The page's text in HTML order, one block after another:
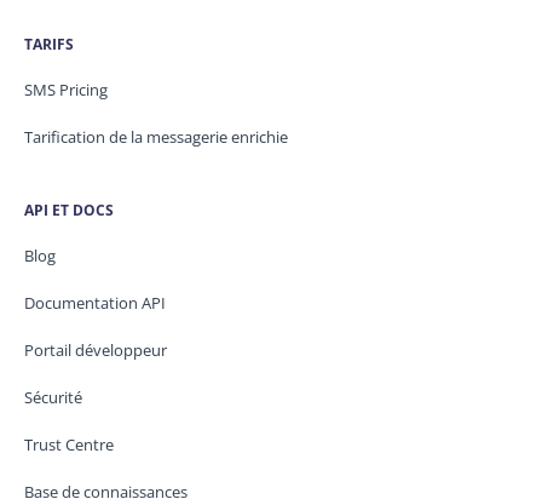
TARIFS
SMS Pricing
Tarification de la messagerie enrichie
API ET DOCS
Blog
Documentation API
Portail développeur
Sécurité
Trust Centre
Base de connaissances